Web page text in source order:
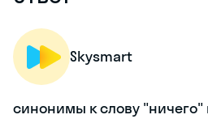
Skysmart
синонимы к слову "ничего"